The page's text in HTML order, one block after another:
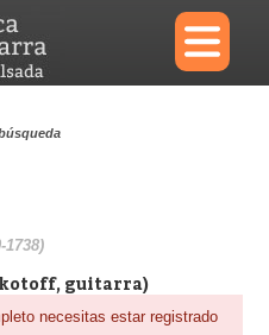
×
guitarra)
necesitas estar registrado